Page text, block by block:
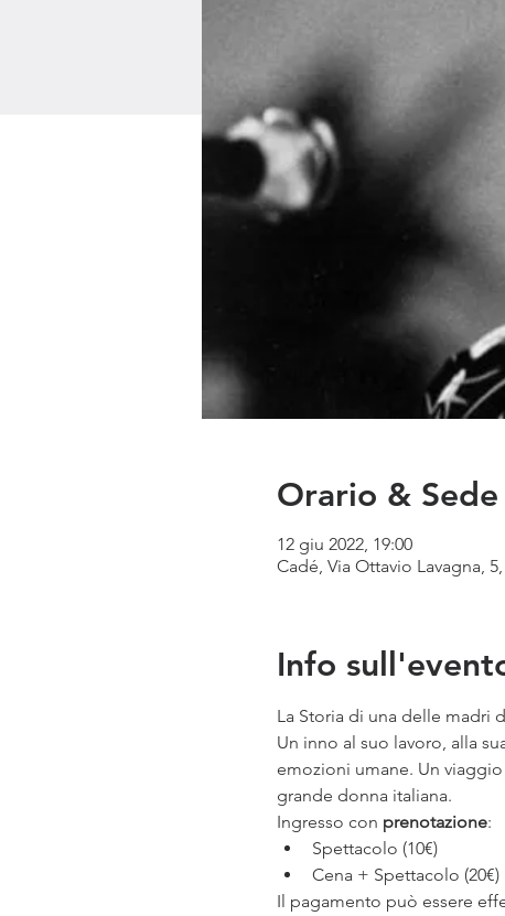
Orario & Sede
12 giu 2022, 19:00
Cadé, Via Ottavio Lavagna,
Info
La Storia di una delle madri
Un inno al suo lavoro, alla
emozioni umane. Un
grande donna italiana.
Ingresso con prenotazione:
Spettacolo (10€)
Cena + Spettacolo (20€)
Il pagamento può essere